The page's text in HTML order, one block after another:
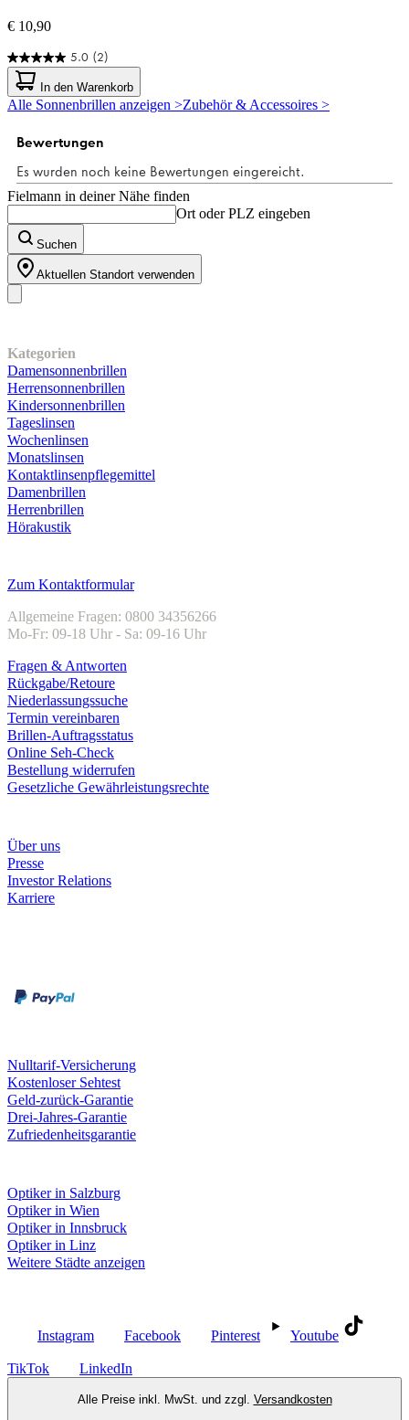
€ 10,90
5.0 (2)
5.0
von
5
Sternen.
Bewertungen
In den Warenkorb
Alle Sonnenbrillen anzeigen >Zubehör & Accessoires >
Fielmann in deiner Nähe finden
Ort oder PLZ eingeben
Suchen
Aktuellen Standort verwenden
Kategorien
Damensonnenbrillen
Herrensonnenbrillen
Kindersonnenbrillen
Tageslinsen
Wochenlinsen
Monatslinsen
Kontaktlinsenpflegemittel
Damenbrillen
Herrenbrillen
Hörakustik
Zum Kontaktformular
Allgemeine Fragen: 0800 34356266
Mo-Fr: 09-18 Uhr - Sa: 09-16 Uhr
Fragen & Antworten
Rückgabe/Retoure
Niederlassungssuche
Termin vereinbaren
Brillen-Auftragsstatus
Online Seh-Check
Bestellung widerrufen
Gesetzliche Gewährleistungsrechte
Über uns
Presse
Investor Relations
Karriere
Nulltarif-Versicherung
Kostenloser Sehtest
Geld-zurück-Garantie
Drei-Jahres-Garantie
Zufriedenheitsgarantie
Optiker in Salzburg
Optiker in Wien
Optiker in Innsbruck
Optiker in Linz
Weitere Städte anzeigen
Instagram Facebook Pinterest Youtube
TikTok LinkedIn
Alle Preise inkl. MwSt. und zzgl. Versandkosten